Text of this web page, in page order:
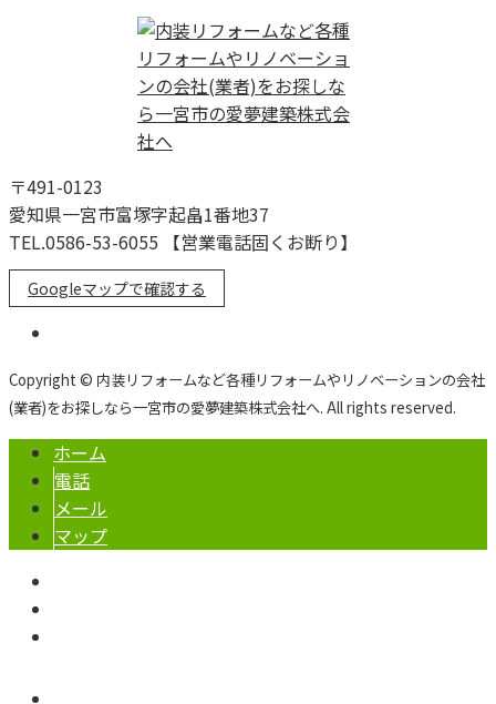
〒491-0123
愛知県一宮市富塚字起畠1番地37
TEL.0586-53-6055 【営業電話固くお断り】
Googleマップで確認する
Copyright © 内装リフォームなど各種リフォームやリノベーションの会社
(業者)をお探しなら一宮市の愛夢建築株式会社へ. All rights reserved.
ホーム
電話
メール
マップ